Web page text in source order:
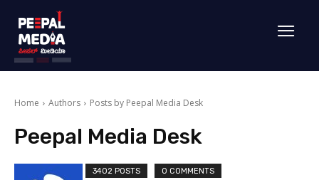
Home Authors Posts by Peepal Media Desk
Peepal Media Desk
3402 POSTS 0 COMMENTS